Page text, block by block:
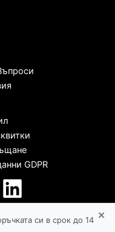
GDPR
си в срок до 14 ×